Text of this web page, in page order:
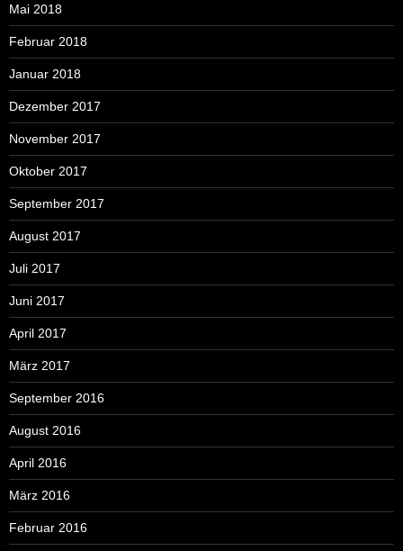
Mai 2018
Februar 2018
Januar 2018
Dezember 2017
November 2017
Oktober 2017
September 2017
August 2017
Juli 2017
Juni 2017
April 2017
März 2017
September 2016
August 2016
April 2016
März 2016
Februar 2016